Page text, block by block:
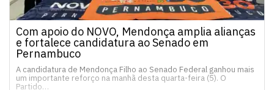
Com apoio do NOVO, Mendonça amplia alianças
e fortalece candidatura ao Senado em
Pernambuco
A candidatura de Mendonça Filho ao Senado Federal ganhou mais
um importante reforço na manhã desta quarta-feira (5). O
Partido…